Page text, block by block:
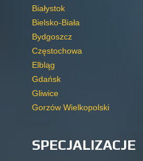
Białystok
Bielsko-Biała
Bydgoszcz
Częstochowa
Elbląg
Gdańsk
Gliwice
Gorzów Wielkopolski
SPECJALIZACJE